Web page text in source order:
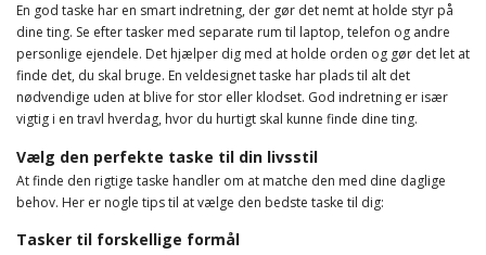
En god taske har en smart indretning, der gør det nemt at holde styr på
dine ting. Se efter tasker med separate rum til laptop, telefon og andre
personlige ejendele. Det hjælper dig med at holde orden og gør det let at
finde det, du skal bruge. En veldesignet taske har plads til alt det
nødvendige uden at blive for stor eller klodset. God indretning er især
vigtig i en travl hverdag, hvor du hurtigt skal kunne finde dine ting.
Vælg den perfekte taske til din livsstil
At finde den rigtige taske handler om at matche den med dine daglige
behov. Her er nogle tips til at vælge den bedste taske til dig:
Tasker til forskellige formål